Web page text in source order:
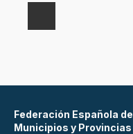
Federación Española de
Municipios y Provincias